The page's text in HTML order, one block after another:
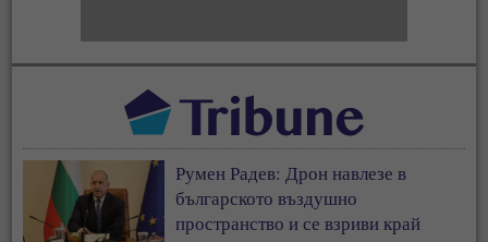
Румен Радев: Дрон навлезе в
българското въздушно
пространство и се взриви край